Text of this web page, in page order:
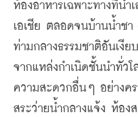
ห้องอาหารเฉพาะทางที่นำ
เอเชีย ตลอดจนบ้านน้ำชา
ท่ามกลางธรรมชาติอันเงีย
จากแหล่งกำเนิดชั้นนำทั่ว
ความสะดวกอื่นๆ อย่างค
สระว่ายน้ำกลางแจ้ง ห้อง